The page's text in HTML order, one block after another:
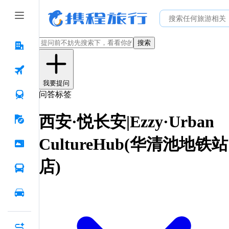
搜索
我要提问
问答标签
西安·悦长安|Ezzy·Urban
CultureHub(华清池地铁站
店)